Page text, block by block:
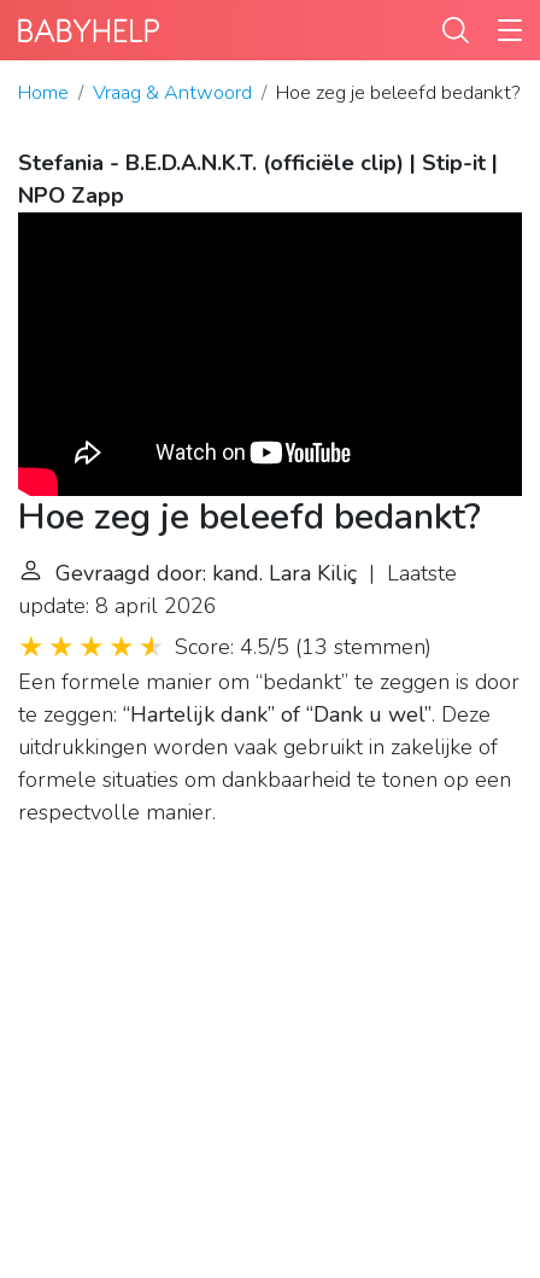
Home Vraag & Antwoord Hoe zeg je beleefd bedankt?
Stefania - B.E.D.A.N.K.T. (officiële clip) | Stip-it |
NPO Zapp
Hoe zeg je beleefd bedankt?
Gevraagd door: kand. Lara Kiliç | Laatste
update: 8 april 2026
Score: 4.5/5 (13 stemmen)
Een formele manier om “bedankt” te zeggen is door
te zeggen: “Hartelijk dank” of “Dank u wel”. Deze
uitdrukkingen worden vaak gebruikt in zakelijke of
formele situaties om dankbaarheid te tonen op een
respectvolle manier.